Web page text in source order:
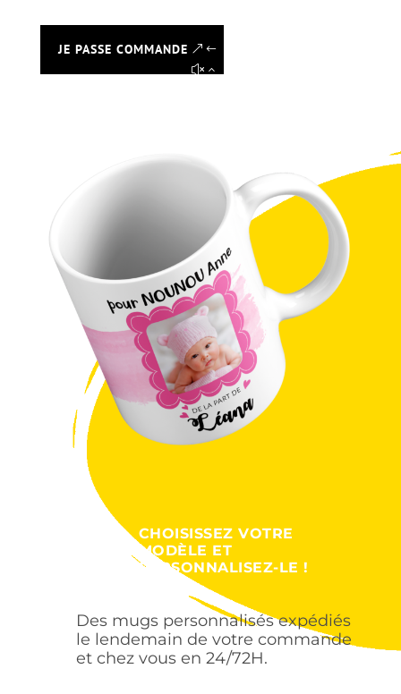
JE PASSE COMMANDE
CHOISISSEZ VOTRE
MODÈLE ET
PERSONNALISEZ-LE !
Des mugs personnalisés expédiés
le lendemain de votre commande
et chez vous en 24/72H.